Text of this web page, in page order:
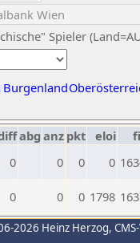
Spieler
Burgenland
abg anz pkt eloi
0 0 0 0
0 0 0 1798
2026 Heinz Herzog,